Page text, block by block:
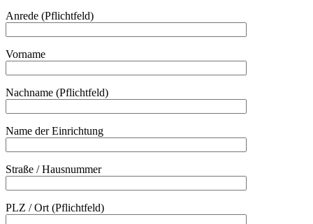
Anrede (Pflichtfeld)
Vorname
Nachname (Pflichtfeld)
Name der Einrichtung
Straße / Hausnummer
PLZ / Ort (Pflichtfeld)